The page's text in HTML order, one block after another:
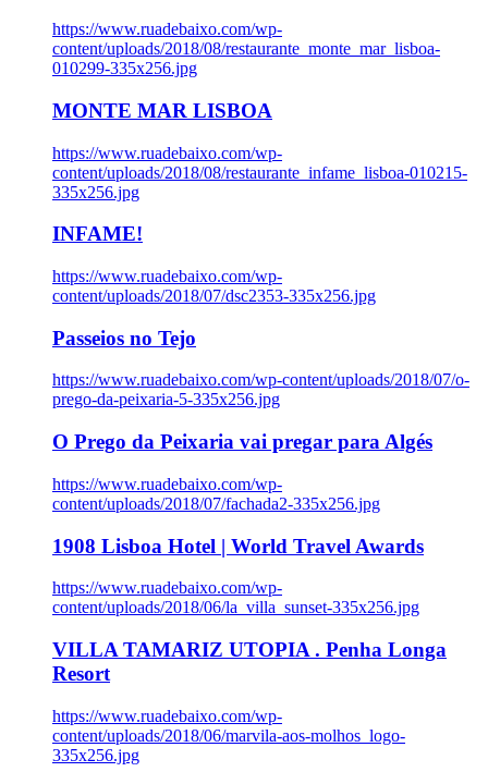
https://www.ruadebaixo.com/wp-
content/uploads/2018/08/restaurante_monte_mar_lisboa-
010299-335x256.jpg
MONTE MAR LISBOA
https://www.ruadebaixo.com/wp-
content/uploads/2018/08/restaurante_infame_lisboa-010215-
335x256.jpg
INFAME!
https://www.ruadebaixo.com/wp-
content/uploads/2018/07/dsc2353-335x256.jpg
Passeios no Tejo
https://www.ruadebaixo.com/wp-content/uploads/2018/07/o-
prego-da-peixaria-5-335x256.jpg
O Prego da Peixaria vai pregar para Algés
https://www.ruadebaixo.com/wp-
content/uploads/2018/07/fachada2-335x256.jpg
1908 Lisboa Hotel | World Travel Awards
https://www.ruadebaixo.com/wp-
content/uploads/2018/06/la_villa_sunset-335x256.jpg
VILLA TAMARIZ UTOPIA . Penha Longa
Resort
https://www.ruadebaixo.com/wp-
content/uploads/2018/06/marvila-aos-molhos_logo-
335x256.jpg